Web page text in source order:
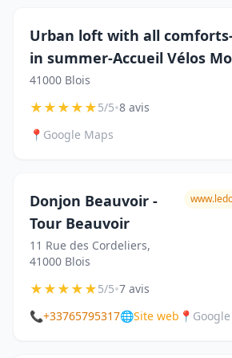
Urban loft with all comforts-
in summer-Accueil Vélos
41000 Blois
★★★★★5/5•8 avis
📍 Google Maps
Donjon Beauvoir -
Tour Beauvoir
11 Rue des Cordeliers,
41000 Blois
★★★★★5/5•7 avis
📞+33765795317🌐Site web 📍